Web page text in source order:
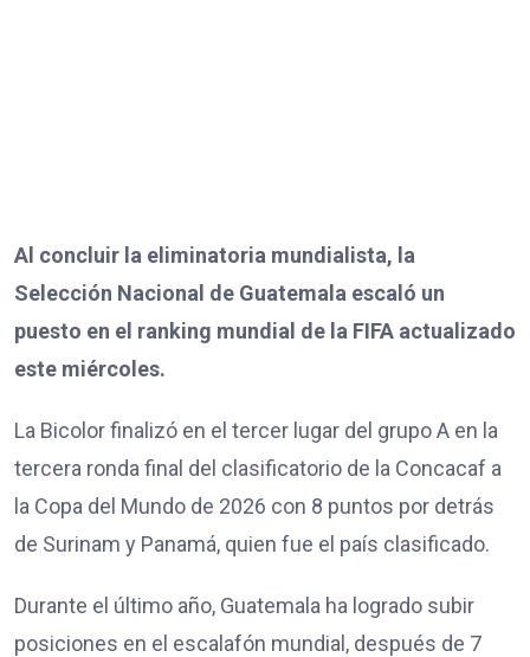
Al concluir la eliminatoria mundialista, la
Selección Nacional de Guatemala escaló un
puesto en el ranking mundial de la FIFA actualizado
este miércoles.
La Bicolor finalizó en el tercer lugar del grupo A en la
tercera ronda final del clasificatorio de la Concacaf a
la Copa del Mundo de 2026 con 8 puntos por detrás
de Surinam y Panamá, quien fue el país clasificado.
Durante el último año, Guatemala ha logrado subir
posiciones en el escalafón mundial, después de 7